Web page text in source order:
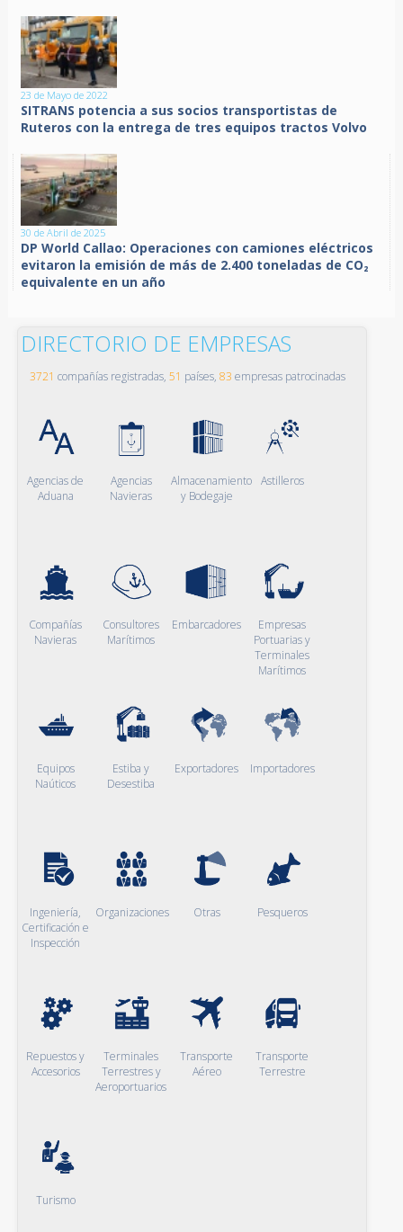
23 de Mayo de 2022
SITRANS potencia a sus socios transportistas de
Ruteros con la entrega de tres equipos tractos Volvo
30 de Abril de 2025
DP World Callao: Operaciones con camiones eléctricos
evitaron la emisión de más de 2.400 toneladas de CO₂
equivalente en un año
DIRECTORIO DE EMPRESAS
3721 compañías registradas, 51 países, 83 empresas patrocinadas
Agencias de
Aduana
Agencias
Navieras
Almacenamiento
y Bodegaje
Astilleros
Compañías
Navieras
Consultores
Marítimos
Embarcadores
Empresas
Portuarias y
Terminales
Marítimos
Equipos
Naúticos
Estiba y
Desestiba
Exportadores Importadores
Ingeniería,
Certificación e
Inspección
Organizaciones Otras Pesqueros
Repuestos y
Accesorios
Terminales
Terrestres y
Aeroportuarios
Transporte
Aéreo
Transporte
Terrestre
Turismo